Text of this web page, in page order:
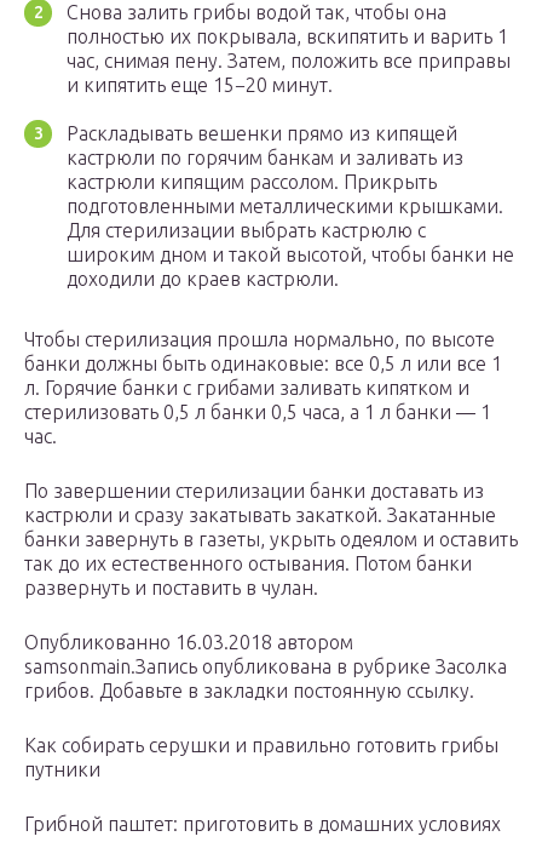
Снова залить грибы водой так, чтобы она
полностью их покрывала, вскипятить и варить 1
час, снимая пену. Затем, положить все приправы
и кипятить еще 15−20 минут.
Раскладывать вешенки прямо из кипящей
кастрюли по горячим банкам и заливать из
кастрюли кипящим рассолом. Прикрыть
подготовленными металлическими крышками.
Для стерилизации выбрать кастрюлю с
широким дном и такой высотой, чтобы банки не
доходили до краев кастрюли.
Чтобы стерилизация прошла нормально, по высоте
банки должны быть одинаковые: все 0,5 л или все 1
л. Горячие банки с грибами заливать кипятком и
стерилизовать 0,5 л банки 0,5 часа, а 1 л банки — 1
час.
По завершении стерилизации банки доставать из
кастрюли и сразу закатывать закаткой. Закатанные
банки завернуть в газеты, укрыть одеялом и оставить
так до их естественного остывания. Потом банки
развернуть и поставить в чулан.
Опубликованно 16.03.2018 автором
samsonmain.Запись опубликована в рубрике Засолка
грибов. Добавьте в закладки постоянную ссылку.
Как собирать серушки и правильно готовить грибы
путники
Грибной паштет: приготовить в домашних условиях